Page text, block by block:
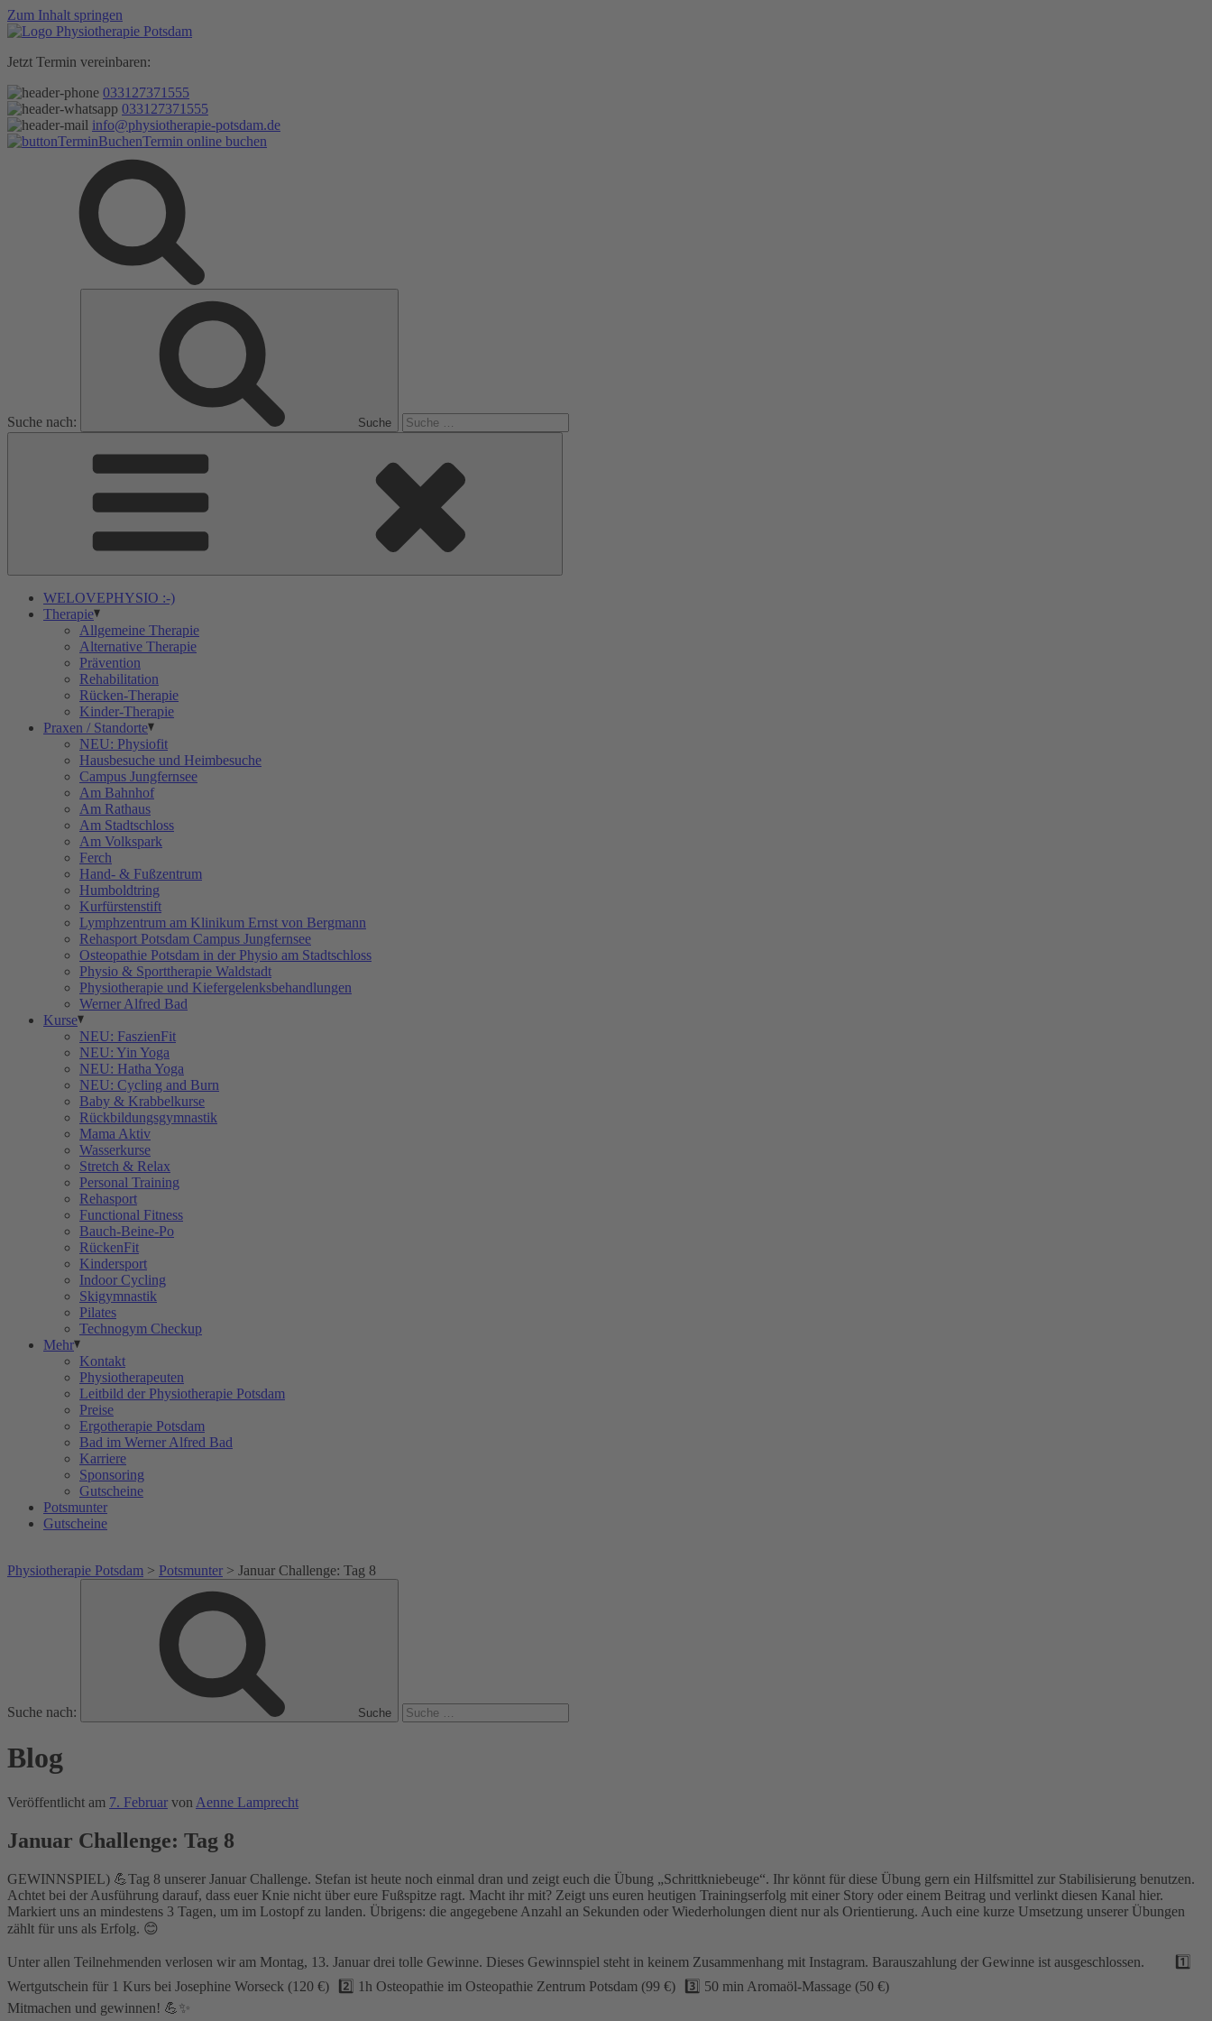
Zum Inhalt springen
Jetzt Termin vereinbaren:
033127371555
033127371555
info@physiotherapie-potsdam.de
Termin online buchen
Suche nach: Suche
WELOVEPHYSIO :-)
Therapie
Allgemeine Therapie
Alternative Therapie
Prävention
Rehabilitation
Rücken-Therapie
Kinder-Therapie
Praxen / Standorte
NEU: Physiofit
Hausbesuche und Heimbesuche
Campus Jungfernsee
Am Bahnhof
Am Rathaus
Am Stadtschloss
Am Volkspark
Ferch
Hand- & Fußzentrum
Humboldtring
Kurfürstenstift
Lymphzentrum am Klinikum Ernst von Bergmann
Rehasport Potsdam Campus Jungfernsee
Osteopathie Potsdam in der Physio am Stadtschloss
Physio & Sporttherapie Waldstadt
Physiotherapie und Kiefergelenksbehandlungen
Werner Alfred Bad
Kurse
NEU: FaszienFit
NEU: Yin Yoga
NEU: Hatha Yoga
NEU: Cycling and Burn
Baby & Krabbelkurse
Rückbildungsgymnastik
Mama Aktiv
Wasserkurse
Stretch & Relax
Personal Training
Rehasport
Functional Fitness
Bauch-Beine-Po
RückenFit
Kindersport
Indoor Cycling
Skigymnastik
Pilates
Technogym Checkup
Mehr
Kontakt
Physiotherapeuten
Leitbild der Physiotherapie Potsdam
Preise
Ergotherapie Potsdam
Bad im Werner Alfred Bad
Karriere
Sponsoring
Gutscheine
Potsmunter
Gutscheine
Physiotherapie Potsdam > Potsmunter > Januar Challenge: Tag 8
Suche nach: Suche
Blog
Veröffentlicht am 7. Februar von Aenne Lamprecht
Januar Challenge: Tag 8
GEWINNSPIEL) 💪Tag 8 unserer Januar Challenge. Stefan ist heute noch einmal dran und zeigt euch die Übung „Schrittkniebeuge“. Ihr könnt für diese Übung gern ein Hilfsmittel zur Stabilisierung benutzen.
Achtet bei der Ausführung darauf, dass euer Knie nicht über eure Fußspitze ragt. Macht ihr mit? Zeigt uns euren heutigen Trainingserfolg mit einer Story oder einem Beitrag und verlinkt diesen Kanal hier.
Markiert uns an mindestens 3 Tagen, um im Lostopf zu landen. Übrigens: die angegebene Anzahl an Sekunden oder Wiederholungen dient nur als Orientierung. Auch eine kurze Umsetzung unserer Übungen
zählt für uns als Erfolg. 😊
Unter allen Teilnehmenden verlosen wir am Montag, 13. Januar drei tolle Gewinne. Dieses Gewinnspiel steht in keinem Zusammenhang mit Instagram. Barauszahlung der Gewinne ist ausgeschlossen. 1️⃣
Wertgutschein für 1 Kurs bei Josephine Worseck (120 €) 2️⃣ 1h Osteopathie im Osteopathie Zentrum Potsdam (99 €) 3️⃣ 50 min Aromaöl-Massage (50 €)
Mitmachen und gewinnen! 💪✨